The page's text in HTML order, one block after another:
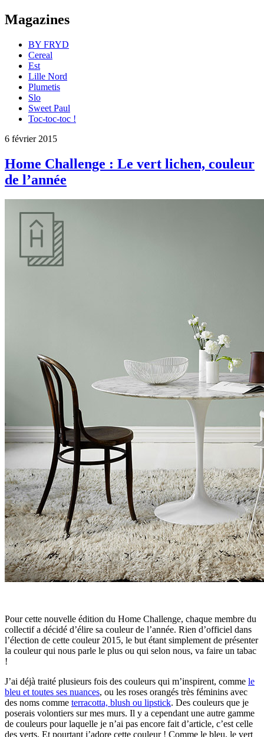
Magazines
BY FRYD
Cereal
Est
Lille Nord
Plumetis
Slo
Sweet Paul
Toc-toc-toc !
6 février 2015
Home Challenge : Le vert lichen, couleur
de l’année
Pour cette nouvelle édition du Home Challenge, chaque membre du
collectif a décidé d’élire sa couleur de l’année. Rien d’officiel dans
l’élection de cette couleur 2015, le but étant simplement de présenter
la couleur qui nous parle le plus ou qui selon nous, va faire un tabac
!
J’ai déjà traité plusieurs fois des couleurs qui m’inspirent, comme le
bleu et toutes ses nuances, ou les roses orangés très féminins avec
des noms comme terracotta, blush ou lipstick. Des couleurs que je
poserais volontiers sur mes murs. Il y a cependant une autre gamme
de couleurs pour laquelle je n’ai pas encore fait d’article, c’est celle
des verts. Et pourtant j’adore cette couleur ! Comme le bleu, le vert